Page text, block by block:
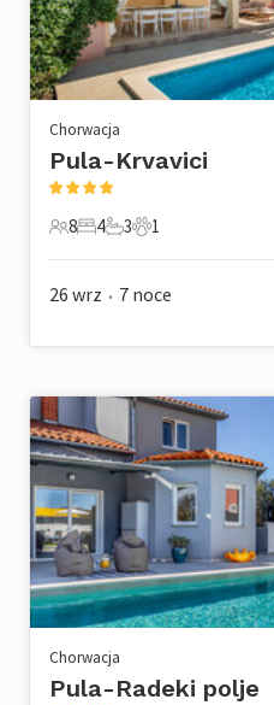
Chorwacja
Pula-Krvavici
8 Goście
8
4 Sypialnie
4
3 Łazienki
3
1 Zwierzę domowe
1
26 wrz • 7 noce
Chorwacja
Pula-Radeki polje